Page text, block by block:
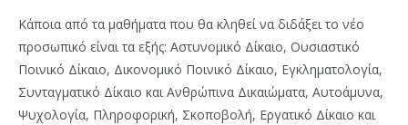
Κάποια από τα μαθήματα που θα κληθεί να διδάξει το νέο
προσωπικό είναι τα εξής: Αστυνομικό Δίκαιο, Ουσιαστικό
Ποινικό Δίκαιο, Δικονομικό Ποινικό Δίκαιο, Εγκληματολογία,
Συνταγματικό Δίκαιο και Ανθρώπινα Δικαιώματα, Αυτοάμυνα,
Ψυχολογία, Πληροφορική, Σκοποβολή, Εργατικό Δίκαιο και